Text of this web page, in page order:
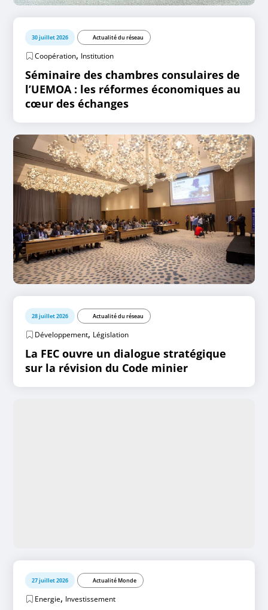
30 juillet 2026 Actualité du réseau
Coopération, Institution
Séminaire des chambres consulaires de
l’UEMOA : les réformes économiques au
cœur des échanges
28 juillet 2026 Actualité du réseau
Développement, Législation
La FEC ouvre un dialogue stratégique
sur la révision du Code minier
27 juillet 2026 Actualité Monde
Energie, Investissement